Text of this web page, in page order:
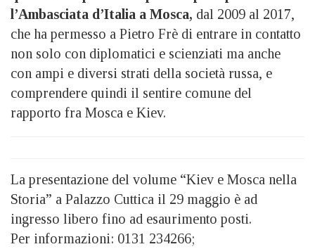
l’Ambasciata d’Italia a Mosca, dal 2009 al 2017,
che ha permesso a Pietro Frè di entrare in contatto
non solo con diplomatici e scienziati ma anche
con ampi e diversi strati della società russa, e
comprendere quindi il sentire comune del
rapporto fra Mosca e Kiev.
La presentazione del volume “Kiev e Mosca nella
Storia” a Palazzo Cuttica il 29 maggio è ad
ingresso libero fino ad esaurimento posti.
Per informazioni: 0131 234266;